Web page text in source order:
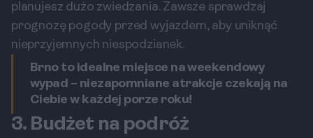
planujesz dużo zwiedzania. Zawsze sprawdzaj
prognozę pogody przed wyjazdem, aby uniknąć
nieprzyjemnych niespodzianek.
Brno to idealne miejsce na weekendowy
wypad – niezapomniane atrakcje czekają na
Ciebie w każdej porze roku!
3. Budżet na podróż